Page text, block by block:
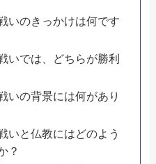
いのきっかけは何です
いでは、どちらが勝利
いの背景には何があり
いと仏教にはどのよう
？